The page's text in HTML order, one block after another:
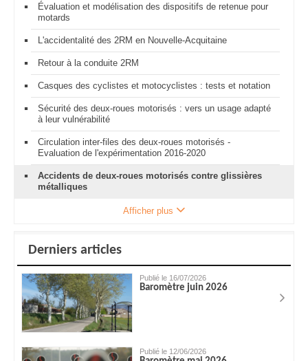
Évaluation et modélisation des dispositifs de retenue pour
motards
L'accidentalité des 2RM en Nouvelle-Acquitaine
Retour à la conduite 2RM
Casques des cyclistes et motocyclistes : tests et notation
Sécurité des deux-roues motorisés : vers un usage adapté
à leur vulnérabilité
Circulation inter-files des deux-roues motorisés -
Evaluation de l'expérimentation 2016-2020
Accidents de deux-roues motorisés contre glissières
métalliques
Afficher plus
Derniers articles
Publié le 16/07/2026
Baromètre juin 2026
Publié le 12/06/2026